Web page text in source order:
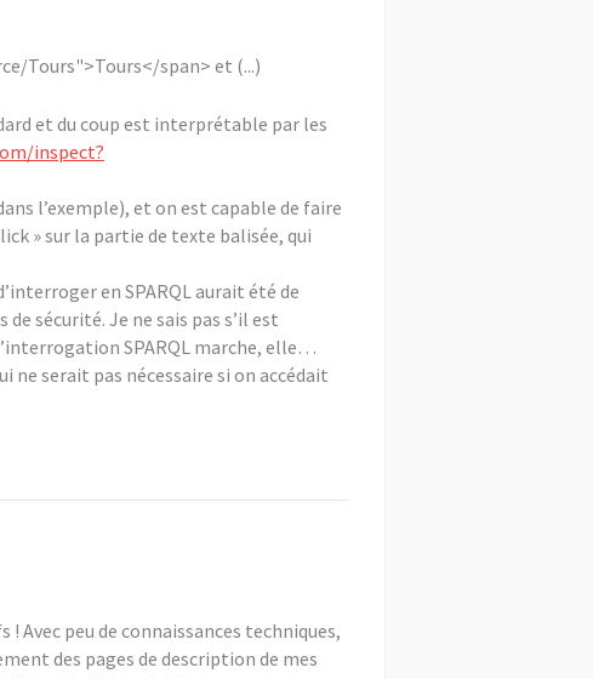
Tours">Tours</span> et (...)
et du coup est interprétable par les
inspect?
l’exemple), et on est capable de faire
» sur la partie de texte balisée, qui
en SPARQL aurait été de
sécurité. Je ne sais pas s’il est
SPARQL marche, elle…
ne serait pas nécessaire si on accédait
Avec peu de connaissances techniques,
des pages de description de mes